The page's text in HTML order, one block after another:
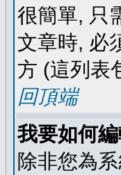
很簡單, 只
文章時, 必
方 (這列表
回頂端
我要如何
除非您為